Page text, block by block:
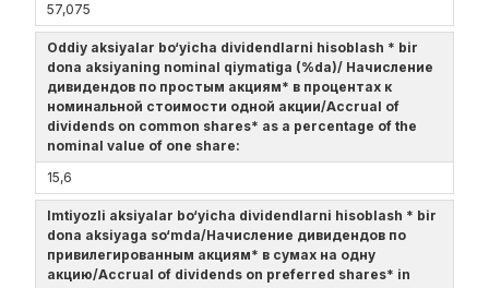
57,075
Oddiy aksiyalar bo‘yicha dividendlarni hisoblash * bir
dona aksiyaning nominal qiymatiga (%da)/ Начисление
дивидендов по простым акциям* в процентах к
номинальной стоимости одной акции/Accrual of
dividends on common shares* as a percentage of the
nominal value of one share:
15,6
Imtiyozli aksiyalar bo‘yicha dividendlarni hisoblash * bir
dona aksiyaga so‘mda/Начисление дивидендов по
привилегированным акциям* в сумах на одну
акцию/Accrual of dividends on preferred shares* in